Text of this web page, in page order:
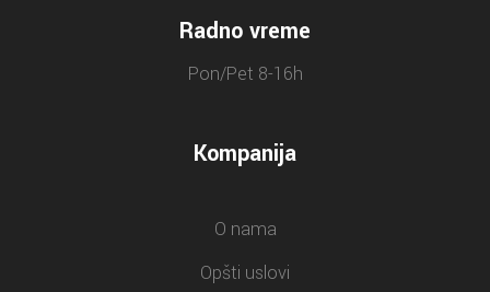
Radno vreme
Pon/Pet 8-16h
Kompanija
O nama
Opšti uslovi